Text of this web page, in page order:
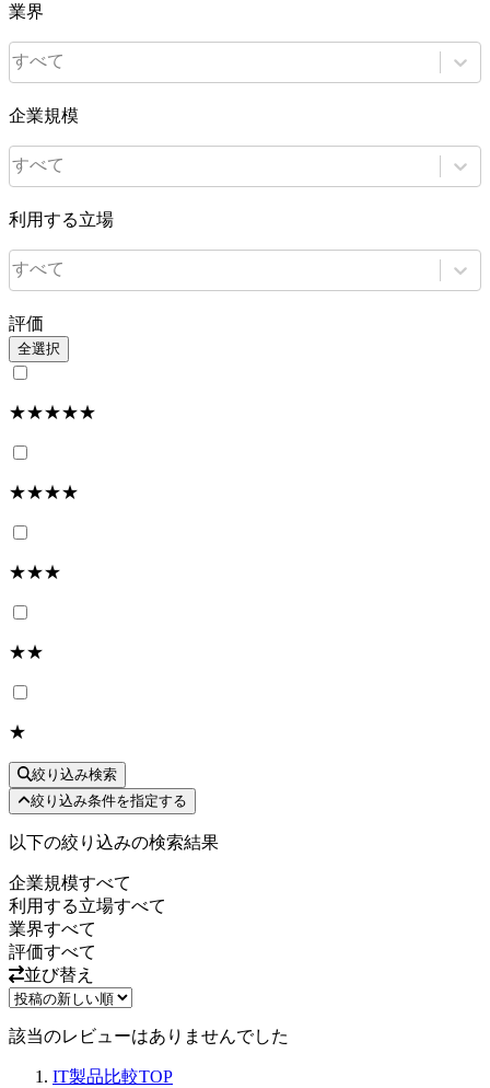
業界
すべて
企業規模
すべて
利用する立場
すべて
評価
全選択
★★★★★
★★★★
★★★
★★
★
絞り込み検索
絞り込み条件を指定する
以下の絞り込みの検索結果
企業規模すべて
利用する立場すべて
業界すべて
評価すべて
並び替え
該当のレビューはありませんでした
IT製品比較TOP